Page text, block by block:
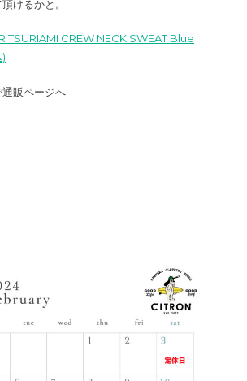
けるかと。
TSURIAMI CREW NECK SWEAT Blue
販ページへ